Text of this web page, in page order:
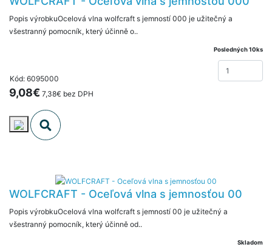
Popis výrobkuOcelová vlna wolfcraft s jemností 000 je užitečný a
všestranný pomocník, který účinně o..
Kód: 6095000
Posledných 10ks
9,08€ 7,38€ bez DPH
WOLFCRAFT - Oceľová vlna s jemnosťou 00
Popis výrobkuOcelová vlna wolfcraft s jemností 00 je užitečný a
všestranný pomocník, který účinně od..
Skladom